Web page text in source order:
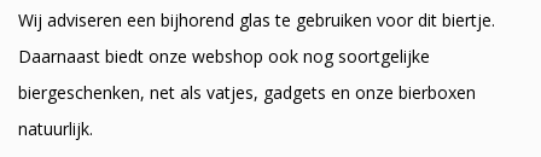
Wij adviseren een bijhorend glas te gebruiken voor dit biertje.
Daarnaast biedt onze webshop ook nog soortgelijke
biergeschenken, net als vatjes, gadgets en onze bierboxen
natuurlijk.